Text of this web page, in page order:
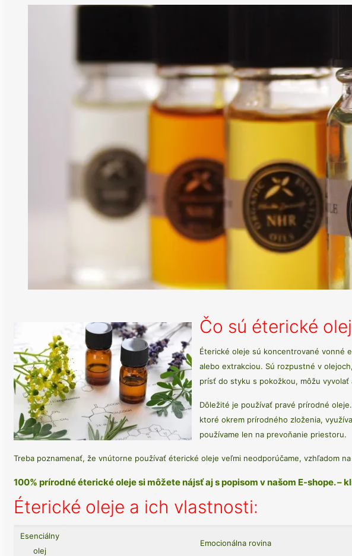
Čo sú éterické
Éterické oleje sú koncentrované vonné
alebo extrakciou. Sú rozpustné v
prísť do styku s pokožkou, môžu vyvolať
Dôležité je používať pravé prírodné
ktoré okrem prírodného zloženia,
používame len na prevoňanie priestoru.
Treba poznamenať, že vnútorne používať éterické oleje veľmi neodporúčame, vzhľadom
100% prírodné éterické oleje si môžete nájsť aj s popisom v našom E-shope. –
Éterické oleje a ich vlastnosti:
Esenciálny
olej
Emocionálna rovina